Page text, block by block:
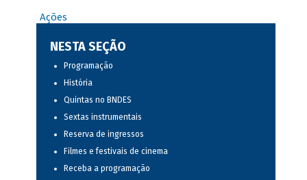
Ações
NESTA SEÇÃO
Programação
História
Quintas no BNDES
Sextas instrumentais
Reserva de ingressos
Filmes e festivais de cinema
Receba a programação